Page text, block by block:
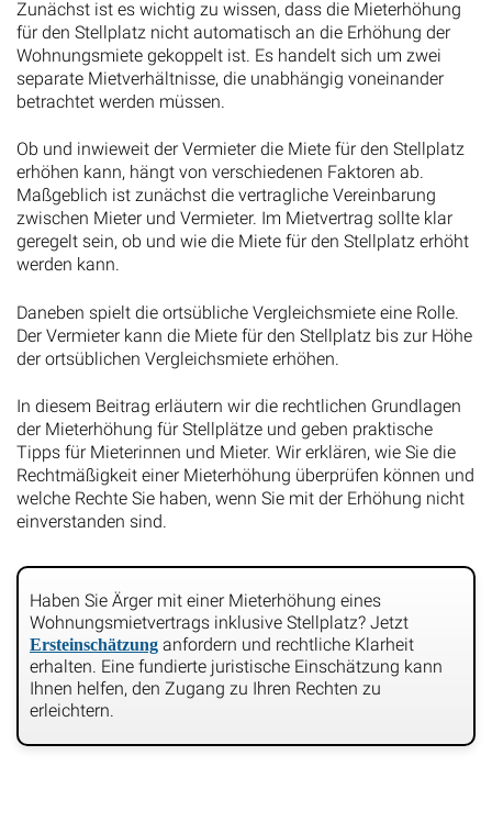
Zunächst ist es wichtig zu wissen, dass die Mieterhöhung
für den Stellplatz nicht automatisch an die Erhöhung der
Wohnungsmiete gekoppelt ist. Es handelt sich um zwei
separate Mietverhältnisse, die unabhängig voneinander
betrachtet werden müssen.
Ob und inwieweit der Vermieter die Miete für den Stellplatz
erhöhen kann, hängt von verschiedenen Faktoren ab.
Maßgeblich ist zunächst die vertragliche Vereinbarung
zwischen Mieter und Vermieter. Im Mietvertrag sollte klar
geregelt sein, ob und wie die Miete für den Stellplatz erhöht
werden kann.
Daneben spielt die ortsübliche Vergleichsmiete eine Rolle.
Der Vermieter kann die Miete für den Stellplatz bis zur Höhe
der ortsüblichen Vergleichsmiete erhöhen.
In diesem Beitrag erläutern wir die rechtlichen Grundlagen
der Mieterhöhung für Stellplätze und geben praktische
Tipps für Mieterinnen und Mieter. Wir erklären, wie Sie die
Rechtmäßigkeit einer Mieterhöhung überprüfen können und
welche Rechte Sie haben, wenn Sie mit der Erhöhung nicht
einverstanden sind.
Haben Sie Ärger mit einer Mieterhöhung eines
Wohnungsmietvertrags inklusive Stellplatz? Jetzt
Ersteinschätzung anfordern und rechtliche Klarheit
erhalten. Eine fundierte juristische Einschätzung kann
Ihnen helfen, den Zugang zu Ihren Rechten zu
erleichtern.